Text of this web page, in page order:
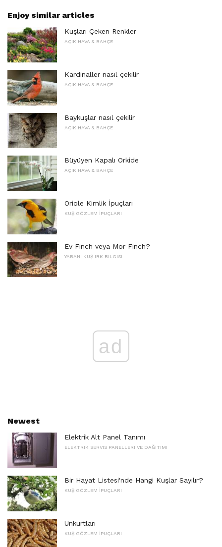
Enjoy similar articles
Kuşları Çeken Renkler
AÇIK HAVA & BAHÇE
Kardinaller nasıl çekilir
AÇIK HAVA & BAHÇE
Baykuşlar nasıl çekilir
AÇIK HAVA & BAHÇE
Büyüyen Kapalı Orkide
AÇIK HAVA & BAHÇE
Oriole Kimlik İpuçları
KUŞ GÖZLEM İPUÇLARI
Ev Finch veya Mor Finch?
YABANI KUŞ IRK BILGISI
ad
Newest
Elektrik Alt Panel Tanımı
ELEKTRIK SERVIS PANELLERI VE DAĞITIMI
Bir Hayat Listesi'nde Hangi Kuşlar Sayılır?
KUŞ GÖZLEM İPUÇLARI
Unkurtları
KUŞ GÖZLEM İPUÇLARI